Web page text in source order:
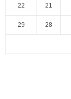
21
22
28
29